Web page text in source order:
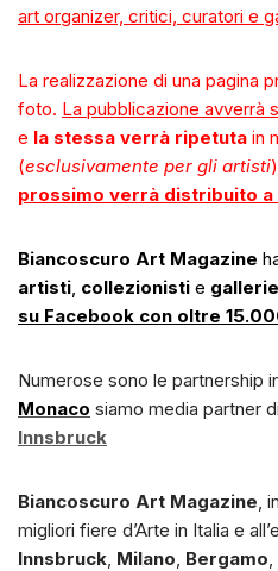
art organizer, critici, curatori e
La realizzazione di una pagina
foto. La pubblicazione avverrà
e la stessa verrà ripetuta in
(esclusivamente per gli artisti)
prossimo verrà distribuito a
Biancoscuro Art Magazine
artisti, collezionisti e gallerie
su Facebook con oltre
Numerose sono le partnership
Monaco siamo media partner di
Innsbruck
Biancoscuro Art Magazine,
migliori fiere d’Arte in Italia e
Innsbruck, Milano, Bergamo,